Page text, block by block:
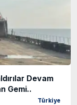
Devam
Gemi..
Türkiye